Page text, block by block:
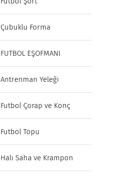
Çubuklu Forma
FUTBOL EŞOFMANI
Antrenman Yeleği
Futbol Çorap ve Konç
Futbol Topu
Halı Saha ve Krampon